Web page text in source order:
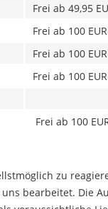
Frei ab 49,95
Frei ab 100 EUR
Frei ab 100 EUR
Frei ab 100 EUR
Frei ab 100
zu
bearbeitet. Die